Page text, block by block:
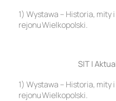
1) Wystawa – Historia, mity
rejonu Wielkopolski.
SIT |
1) Wystawa – Historia, mity
rejonu Wielkopolski.